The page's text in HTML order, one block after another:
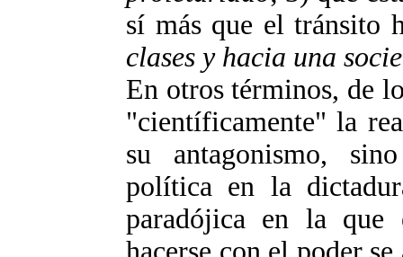
sí más que el tránsito
clases y hacia una
En otros términos, de
"científicamente" la
su antagonismo,
política en la
paradójica en la